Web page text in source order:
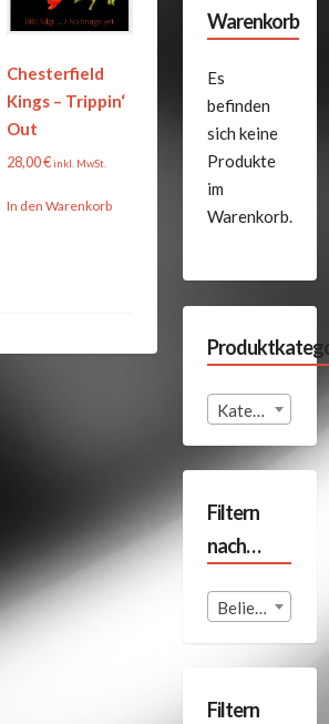
Chesterfield
Kings – Trippin‘
Out
28,00€inkl. MwSt.
In den Warenkorb
Warenkorb
Es
befinden
sich keine
Produkte
im
Warenkorb.
Kategorie auswählen
Filtern
nach…
Beliebige Format
Filtern